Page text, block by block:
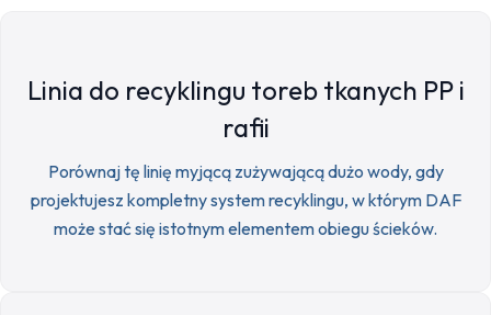
Linia do recyklingu toreb tkanych PP i
rafii
Porównaj tę linię myjącą zużywającą dużo wody, gdy
projektujesz kompletny system recyklingu, w którym DAF
może stać się istotnym elementem obiegu ścieków.